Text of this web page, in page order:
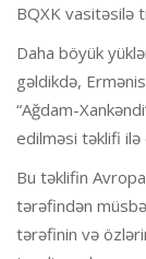
BQXK vasitəsilə
Daha böyük
gəldikdə,
“Ağdam-
edilməsi təklifi ilə
Bu təklifin
tərəfindən
tərəfinin və